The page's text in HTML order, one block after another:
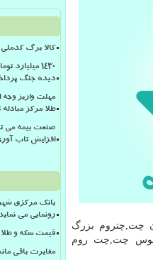
چت,چتروم بزرگ
چت,چت روم
کالا برگ کدملی 3، 4، 5 و 6 شارژ شد
۱۴۳۰
دیده جنگ
مهلت واریز
طلا مرکز مبادله تا
صنعت بیمه می
افزایش تاب
بانک مرکزی
رونمایی می
قیمت سکه و طلا در